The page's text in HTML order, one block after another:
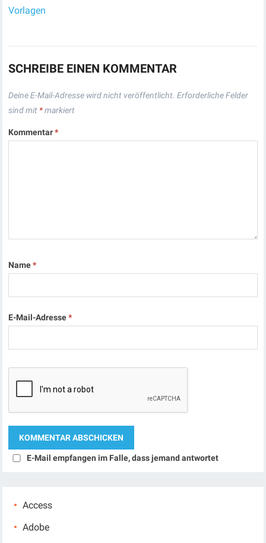
Vorlagen
SCHREIBE EINEN KOMMENTAR
Deine E-Mail-Adresse wird nicht veröffentlicht. Erforderliche Felder
sind mit *markiert
Kommentar*
Name*
E-Mail-Adresse*
E-Mail empfangen im Falle, dass jemand antwortet
Access
Adobe